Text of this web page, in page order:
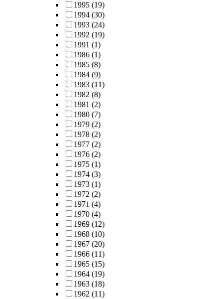
1995 (19)
1994 (30)
1993 (24)
1992 (19)
1991 (1)
1986 (1)
1985 (8)
1984 (9)
1983 (11)
1982 (8)
1981 (2)
1980 (7)
1979 (2)
1978 (2)
1977 (2)
1976 (2)
1975 (1)
1974 (3)
1973 (1)
1972 (2)
1971 (4)
1970 (4)
1969 (12)
1968 (10)
1967 (20)
1966 (11)
1965 (15)
1964 (19)
1963 (18)
1962 (11)